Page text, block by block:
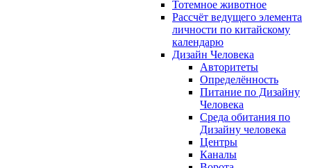
Тотемное животное
Рассчёт ведущего элемента
личности по китайскому
календарю
Дизайн Человека
Авторитеты
Определённость
Питание по Дизайну
Человека
Среда обитания по
Дизайну человека
Центры
Каналы